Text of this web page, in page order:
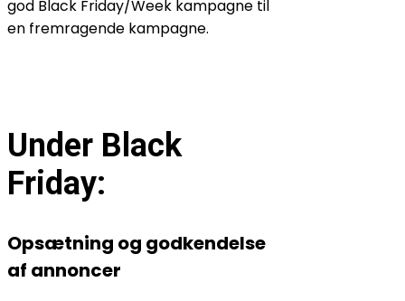
god Black Friday/Week kampagne til
en fremragende kampagne.
Under Black
Friday:
Opsætning og godkendelse
af annoncer